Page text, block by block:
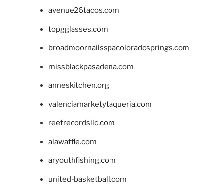
avenue26tacos.com
topgglasses.com
broadmoornailsspacoloradosprings.com
missblackpasadena.com
anneskitchen.org
valenciamarketytaqueria.com
reefrecordsllc.com
alawaffle.com
aryouthfishing.com
united-basketball.com